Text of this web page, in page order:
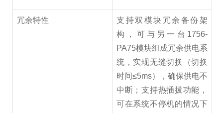
冗余特性
支持双模块冗余备份架
构，可与另一台1756-
PA75模块组成冗余供电系
统，实现无缝切换（切换
时间≤5ms），确保供电不
中断；支持热插拔功能，
可在系统不停机的情况下